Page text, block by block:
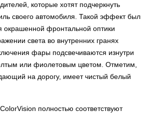
которые хотят подчеркнуть
своего автомобиля. Такой эффект был
окрашенной фронтальной оптики
света во внутренних гранях
фары подсвечиваются изнутри
или фиолетовым цветом. Отметим,
на дорогу, имеет чистый белый
полностью соответствуют